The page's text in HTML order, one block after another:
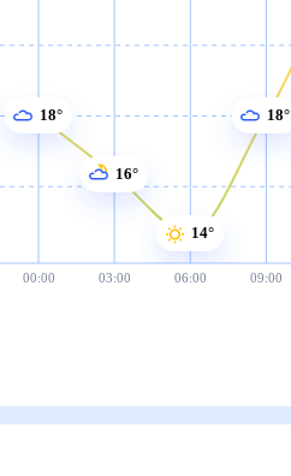
00:00 03:00 06:00 09:00
18°
16°
14°
18°